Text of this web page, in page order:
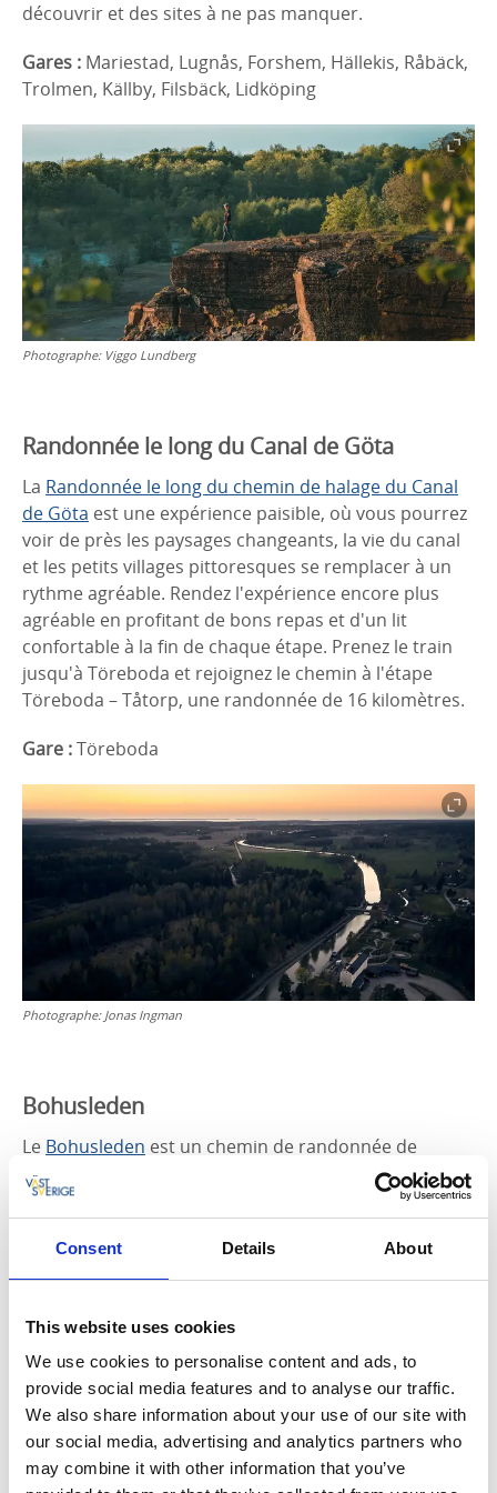
Consent Details About
This website uses cookies
We use cookies to personalise content and ads, to
provide social media features and to analyse our traffic.
We also share information about your use of our site with
our social media, advertising and analytics partners who
may combine it with other information that you’ve
découvrir et des sites à ne pas manquer.
Gares : Mariestad, Lugnås, Forshem, Hällekis, Råbäck,
Trolmen, Källby, Filsbäck, Lidköping
Photographe: Viggo Lundberg
Randonnée le long du Canal de Göta
La Randonnée le long du chemin de halage du Canal
de Göta est une expérience paisible, où vous pourrez
voir de près les paysages changeants, la vie du canal
et les petits villages pittoresques se remplacer à un
rythme agréable. Rendez l'expérience encore plus
agréable en profitant de bons repas et d'un lit
confortable à la fin de chaque étape. Prenez le train
jusqu'à Töreboda et rejoignez le chemin à l'étape
Töreboda – Tåtorp, une randonnée de 16 kilomètres.
Gare :Töreboda
Photographe: Jonas Ingman
Bohusleden
Le Bohusleden est un chemin de randonnée de
longue distance classique de 370 kilomètres,
s'étendant de Strömstad au nord à Lindome au sud.
Si vous souhaitez profiter de la vue sur la mer de
Kosterhavet et de ce petit goût d'algues et de sel,
27stage 27du Bohusleden (Strömstad-Högstad).
Une randonnée de 15 kilomètres vous fera traverser
des paysages variés, avec des sentiers forestiers
sinueux et de jolis points de vue panoramiques sur
les bateaux et les îles.
Gares :
Strömstad